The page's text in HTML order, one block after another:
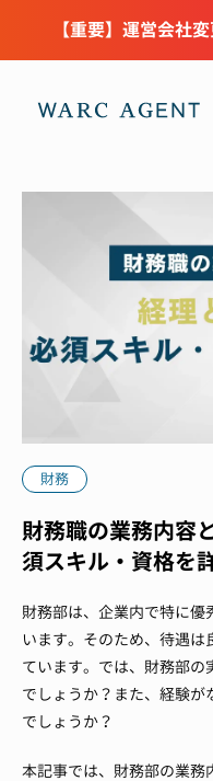
【重要】運営会社
財務
財務職の業務内容
須スキル・資格を
財務部は、企業内で特に
います。そのため、待遇
ています。では、財務部
でしょうか？また、経験
でしょうか？
本記事では、財務部の業務